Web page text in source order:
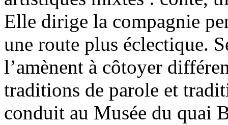
Elle dirige la compagnie
une route plus éclectique.
l’amènent à côtoyer
traditions de parole et
conduit au Musée du quai